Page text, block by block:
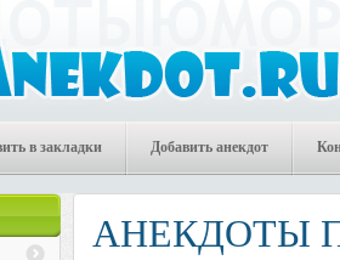
в закладки Добавить анекдот
АНЕКДОТЫ